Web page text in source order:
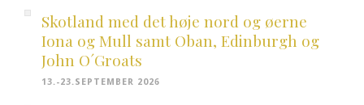
Skotland med det høje nord og øerne
Iona og Mull samt Oban, Edinburgh og
John O´Groats
13.-23.SEPTEMBER 2026